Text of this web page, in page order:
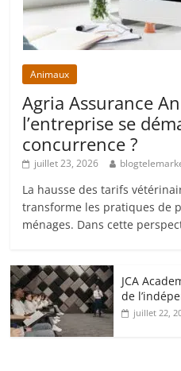
Animaux
Agria Assurance
l’entreprise se
concurrence ?
juillet 23, 2026
La hausse des tarifs
transforme les pratiques de
ménages. Dans cette
JCA
de
juillet 22,